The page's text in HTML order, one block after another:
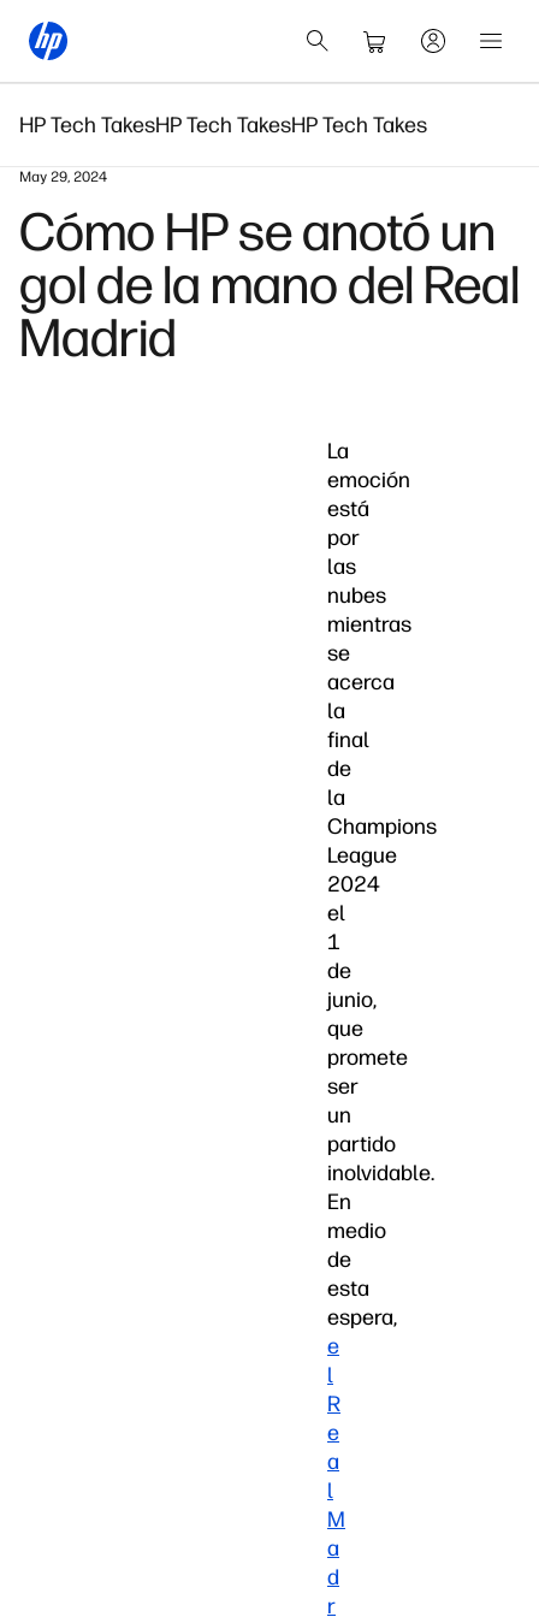
HP Tech TakesHP Tech TakesHP Tech Takes
May 29, 2024
Cómo HP se anotó un
gol de la mano del Real
Madrid
La
emoción
está
por
las
nubes
mientras
se
acerca
la
final
de
la
Champions
League
2024
el
1
de
junio,
que
promete
ser
un
partido
inolvidable.
En
medio
de
esta
espera,
e
l
R
e
a
l
M
a
d
r